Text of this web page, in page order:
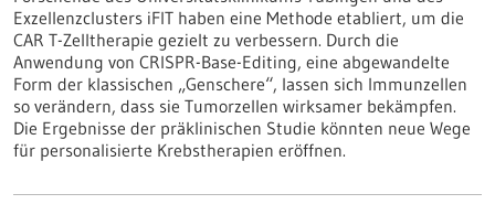
Exzellenzclusters iFIT haben eine Methode etabliert, um die
CAR T-Zelltherapie gezielt zu verbessern. Durch die
Anwendung von CRISPR-Base-Editing, eine abgewandelte
Form der klassischen „Genschere“, lassen sich Immunzellen
so verändern, dass sie Tumorzellen wirksamer bekämpfen.
Die Ergebnisse der präklinischen Studie könnten neue Wege
für personalisierte Krebstherapien eröffnen.